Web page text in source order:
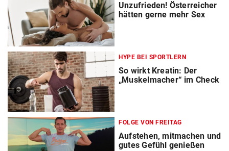
Unzufrieden! Österreicher
hätten gerne mehr Sex
HYPE BEI SPORTLERN
So wirkt Kreatin: Der
„Muskelmacher“ im Check
FOLGE VON FREITAG
Aufstehen, mitmachen und
gutes Gefühl genießen